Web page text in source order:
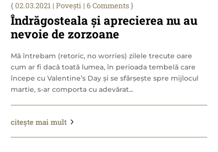
Îndrăgosteala și aprecierea nu au
nevoie de zorzoane
02.03.2021 |Povești | 6 Comments
Mă întrebam (retoric, no worries) zilele trecute oare
cum ar fi dacă toată lumea, în perioada tembelă care
începe cu Valentine’s Day și se sfârșește spre mijlocul
martie, s-ar comporta cu adevărat...
citește mai mult